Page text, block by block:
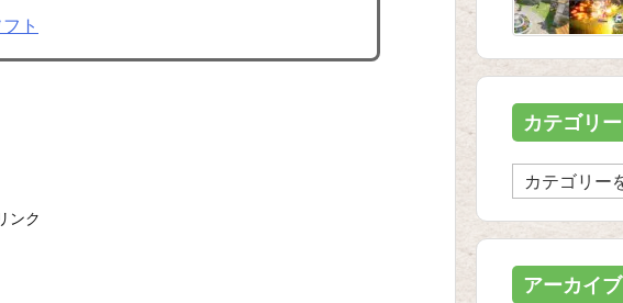
ト
ンク
カテゴリー
カ
テ
ゴ
リ
ー
アーカイブ